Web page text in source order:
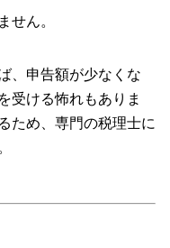
せん。
、申告額が少なくな
受ける怖れもありま
ため、専門の税理士に